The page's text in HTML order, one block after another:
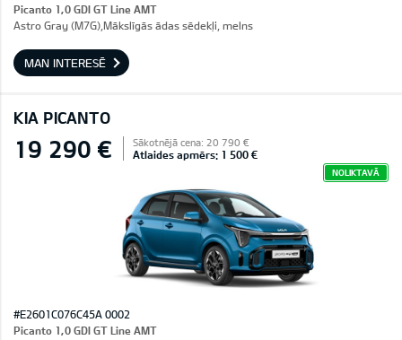
Picanto 1,0 GDI GT Line AMT
Astro Gray (M7G),Mākslīgās ādas sēdekļi, melns
MAN INTERESĒ
KIA PICANTO
19 290 € Sākotnējā cena: 20 790 €
Atlaides apmērs: 1 500 €
NOLIKTAVĀ
#E2601C076C45A 0002
Picanto 1,0 GDI GT Line AMT